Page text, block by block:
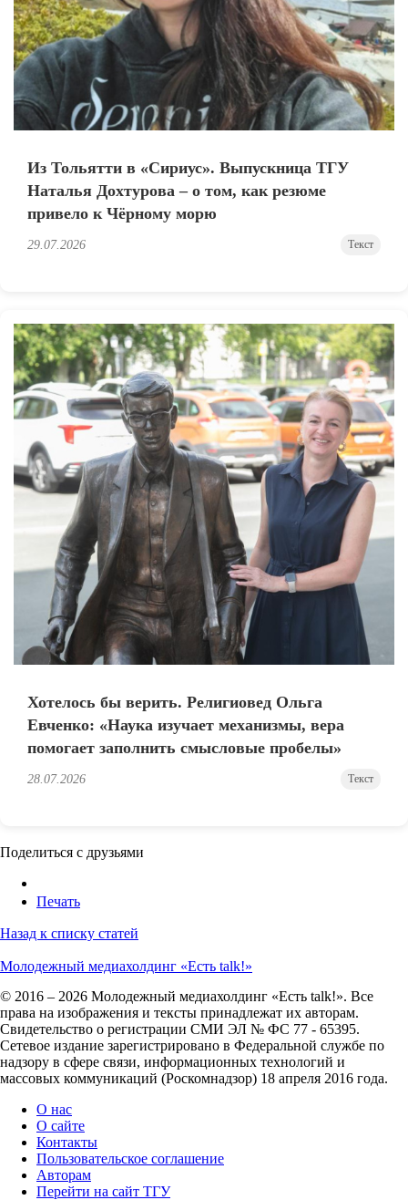
Из Тольятти в «Сириус». Выпускница ТГУ
Наталья Дохтурова – о том, как резюме
привело к Чёрному морю
29.07.2026 Текст
Хотелось бы верить. Религиовед Ольга
Евченко: «Наука изучает механизмы, вера
помогает заполнить смысловые пробелы»
28.07.2026 Текст
Поделиться с друзьями
Печать
Назад к списку статей
Молодежный медиахолдинг «Есть talk!»
© 2016 – 2026 Молодежный медиахолдинг «Есть talk!». Все
права на изображения и тексты принадлежат их авторам.
Свидетельство о регистрации СМИ ЭЛ № ФС 77 - 65395.
Сетевое издание зарегистрировано в Федеральной службе по
надзору в сфере связи, информационных технологий и
массовых коммуникаций (Роскомнадзор) 18 апреля 2016 года.
О нас
О сайте
Контакты
Пользовательское соглашение
Авторам
Перейти на сайт ТГУ